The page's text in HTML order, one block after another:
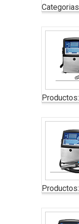
Productos:
Productos: